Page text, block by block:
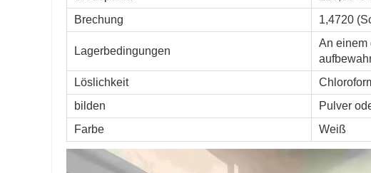
Brechung
1,4720
Lagerbedingungen
An einem
Löslichkeit
bilden
Pulver
Farbe
Weiß